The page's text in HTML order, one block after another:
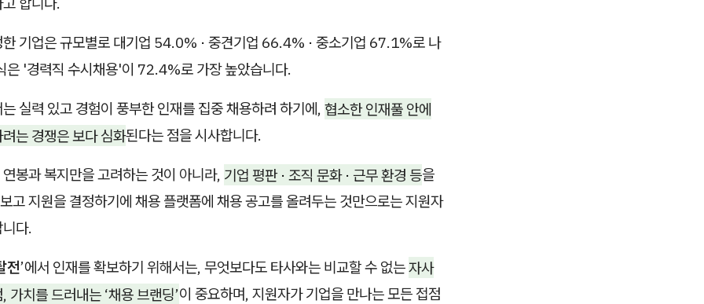
한 기업은 규모별로 대기업 54.0% · 중견기업 66.4% · 중소기업 67.1%로 나
은 '경력직 수시채용'이 72.4%로 가장 높았습니다.
실력 있고 경험이 풍부한 인재를 집중 채용하려 하기에, 협소한 인재풀 안에
는 경쟁은 보다 심화된다는 점을 시사합니다.
봉과 복지만을 고려하는 것이 아니라, 기업 평판 · 조직 문화 · 근무 환경 등을
고 지원을 결정하기에 채용 플랫폼에 채용 공고를 올려두는 것만으로는 지원자
다.
전’에서 인재를 확보하기 위해서는, 무엇보다도 타사와는 비교할 수 없는자사
가치를 드러내는 ‘채용 브랜딩’이 중요하며, 지원자가 기업을 만나는 모든 접점